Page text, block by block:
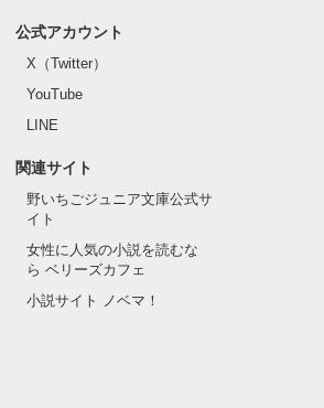
公式アカウント
X（Twitter）
YouTube
LINE
関連サイト
野いちごジュニア文庫公式サ
イト
女性に人気の小説を読むな
ら ベリーズカフェ
小説サイト ノベマ！